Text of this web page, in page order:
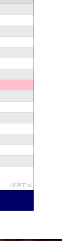
参加する